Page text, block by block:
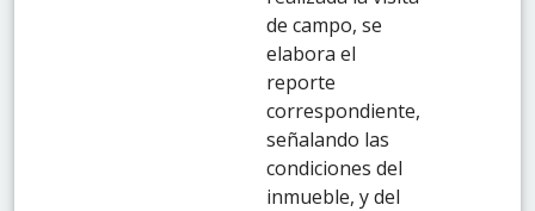
de campo, se
elabora el
reporte
correspondiente,
señalando las
condiciones del
inmueble, y del